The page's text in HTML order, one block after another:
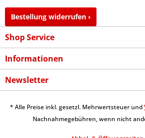
Bestellung widerrufen ›
Shop Service
Informationen
Newsletter
* Alle Preise inkl. gesetzl. Mehrwertsteuer und
Nachnahmegebühren, wenn nicht